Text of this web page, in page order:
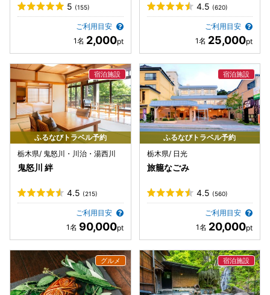
5 (155)
ご利用目安
2,000
4.5 (620)
ご利用目安
25,000
ふるなびトラベル予約
栃木県/ 鬼怒川・川治・湯西川
鬼怒川 絆
4.5 (215)
ご利用目安
90,000
ふるなびトラベル予約
栃木県/ 日光
旅籠なごみ
4.5 (560)
ご利用目安
20,000